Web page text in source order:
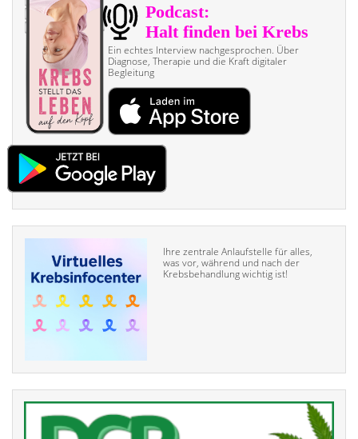
Ein echtes Interview nach­gesprochen. Über
Diagnose, Therapie und die Kraft digitaler
Begleitung
Ihre zentrale Anlaufstelle für alles,
was vor, während und nach der
Krebsbehandlung wichtig ist!